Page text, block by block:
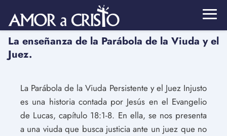
La enseñanza de la Parábola de la Viuda y el
Juez.
La Parábola de la Viuda Persistente y el Juez Injusto
es una historia contada por Jesús en el Evangelio
de Lucas, capítulo 18:1-8. En ella, se nos presenta
a una viuda que busca justicia ante un juez que no